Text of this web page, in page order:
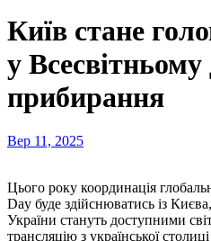
Київ стане
у Всесвітньому
прибирання
Вер 11, 2025
Цього року координація глобальної комунікації World Cleanup
Day буде здійснюватись із
України стануть доступними
трансляцію з української